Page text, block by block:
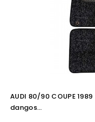
AUDI 80/90 COUPE
dangos...